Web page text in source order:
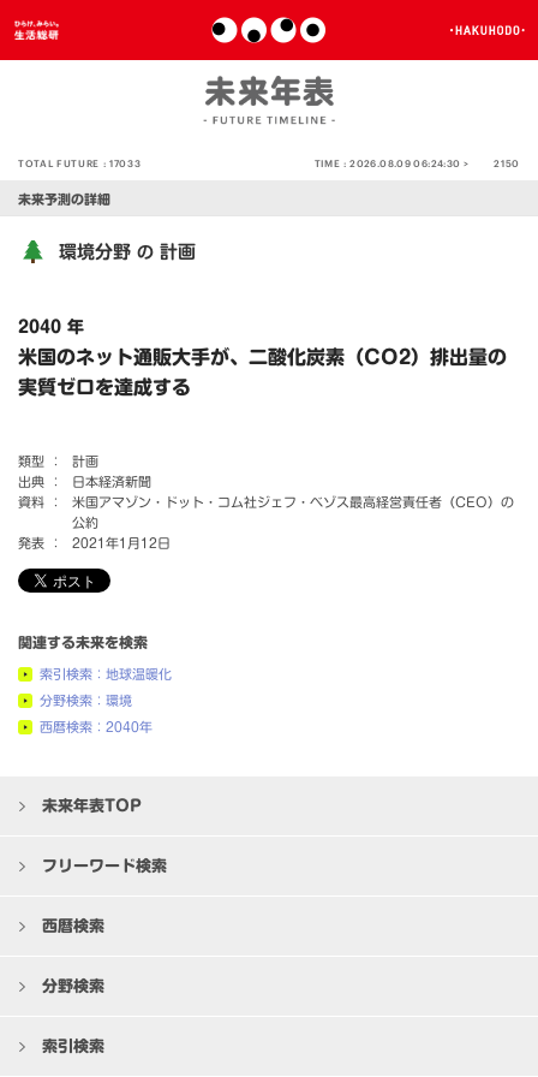
TOTAL FUTURE :17033 TIME :2026.08.09 06:24:30 > 2150
未来予測の詳細
環境分野 の 計画
2040 年
米国のネット通販大手が、二酸化炭素（CO2）排出量の
実質ゼロを達成する
類型 ：
計画
出典 ：
日本経済新聞
資料 ：
米国アマゾン・ドット・コム社ジェフ・ベゾス最高経営責任者（CEO）の
公約
発表 ：
2021年1月12日
関連する未来を検索
索引検索：地球温暖化
分野検索：環境
西暦検索：2040年
未来年表TOP
フリーワード検索
西暦検索
分野検索
索引検索